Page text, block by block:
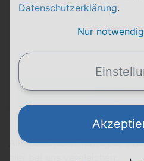
28 GB LTE
max. 50 Mbit/s
9,99 €
AlleBLACKSIM Tarifeauf
Datenschutzerklärung.
Nur